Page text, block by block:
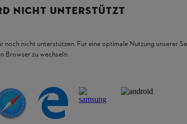
NICHT UNTERSTÜTZT
noch nicht unterstützen. Für eine optimale Nutzung unserer
Browser zu wechseln: